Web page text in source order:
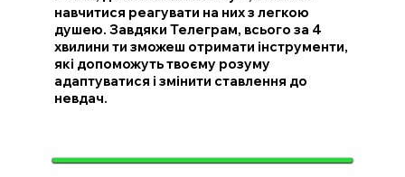
навчитися реагувати на них з легкою
душею. Завдяки Телеграм, всього за 4
хвилини ти зможеш отримати інструменти,
які допоможуть твоєму розуму
адаптуватися і змінити ставлення до
невдач.